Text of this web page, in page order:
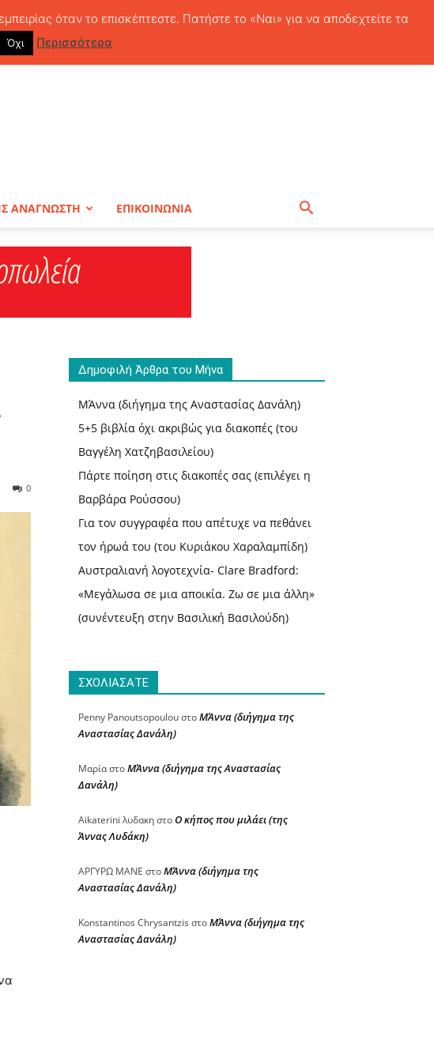
ΑΝΑΓΝΩΣΤΗ ΕΠΙΚΟΙΝΩΝΙΑ
0
Δημοφιλή Άρθρα του Μήνα
ΜΆννα (διήγημα της Αναστασίας Δανάλη)
5+5 βιβλία όχι ακριβώς για διακοπές (του
Βαγγέλη Χατζηβασιλείου)
Πάρτε ποίηση στις διακοπές σας (επιλέγει η
Βαρβάρα Ρούσσου)
Για τον συγγραφέα που απέτυχε να πεθάνει
τον ήρωά του (του Κυριάκου Χαραλαμπίδη)
Αυστραλιανή λογοτεχνία- Clare Bradford:
«Μεγάλωσα σε μια αποικία. Ζω σε μια άλλη»
(συνέντευξη στην Βασιλική Βασιλούδη)
ΣΧΟΛΙΑΣΑΤΕ
Penny PanoutsopoulouστοΜΆννα (διήγημα της
Αναστασίας Δανάλη)
ΜαρίαστοΜΆννα (διήγημα της Αναστασίας
Δανάλη)
Aikaterini λυδακηστοΟ κήπος που μιλάει (της
Άννας Λυδάκη)
ΑΡΓΥΡΩ ΜΑΝΕ στοΜΆννα (διήγημα της
Αναστασίας Δανάλη)
Konstantinos Chrysantzis στοΜΆννα (διήγημα της
Αναστασίας Δανάλη)
όταν το επισκέπτεστε. Πατήστε το «Ναι» για να αποδεχτείτε τα
Όχι Περισσότερα